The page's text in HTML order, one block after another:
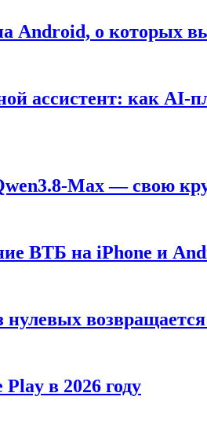
Android, о которых
ассистент: как
Max — свою
ВТБ на iPhone и
в 2026 году